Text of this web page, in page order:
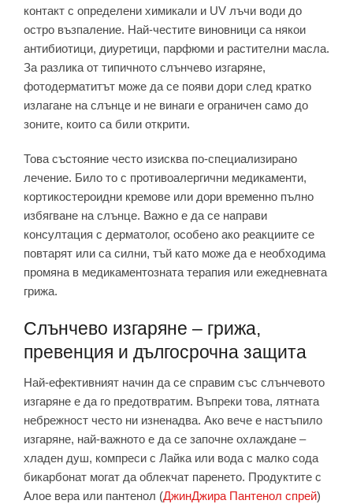
контакт с определени химикали и UV лъчи води до
остро възпаление. Най-честите виновници са някои
антибиотици, диуретици, парфюми и растителни масла.
За разлика от типичното слънчево изгаряне,
фотодерматитът може да се появи дори след кратко
излагане на слънце и не винаги е ограничен само до
зоните, които са били открити.
Това състояние често изисква по-специализирано
лечение. Било то с противоалергични медикаменти,
кортикостероидни кремове или дори временно пълно
избягване на слънце. Важно е да се направи
консултация с дерматолог, особено ако реакциите се
повтарят или са силни, тъй като може да е необходима
промяна в медикаментозната терапия или ежедневната
грижа.
Слънчево изгаряне – грижа,
превенция и дългосрочна защита
Най-ефективният начин да се справим със слънчевото
изгаряне е да го предотвратим. Въпреки това, лятната
небрежност често ни изненадва. Ако вече е настъпило
изгаряне, най-важното е да се започне охлаждане –
хладен душ, компреси с Лайка или вода с малко сода
бикарбонат могат да облекчат паренето. Продуктите с
Алое вера или пантенол (ДжинДжира Пантенол спрей)